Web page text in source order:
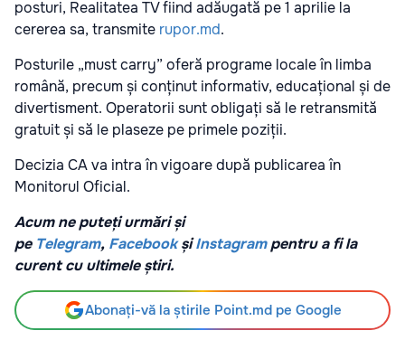
posturi, Realitatea TV fiind adăugată pe 1 aprilie la
cererea sa, transmite rupor.md.
Posturile „must carry” oferă programe locale în limba
română, precum și conținut informativ, educațional și de
divertisment. Operatorii sunt obligați să le retransmită
gratuit și să le plaseze pe primele poziții.
Decizia CA va intra în vigoare după publicarea în
Monitorul Oficial.
Acum ne puteți urmări și
pe Telegram, Facebook șiInstagrampentru a fi la
curent cu ultimele știri.
Abonați-vă la știrile Point.md pe Google